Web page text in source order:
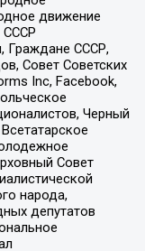
движение
СССР
Граждане СССР,
Совет Советских
Inc, Facebook,
Черный
Совет
народа,
депутатов